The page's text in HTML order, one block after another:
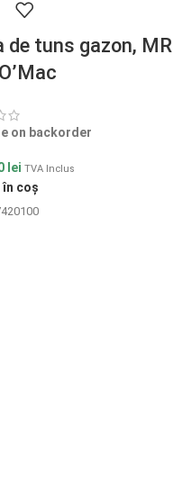
de tuns gazon, MR
on backorder
lei TVA Inclus
în coș